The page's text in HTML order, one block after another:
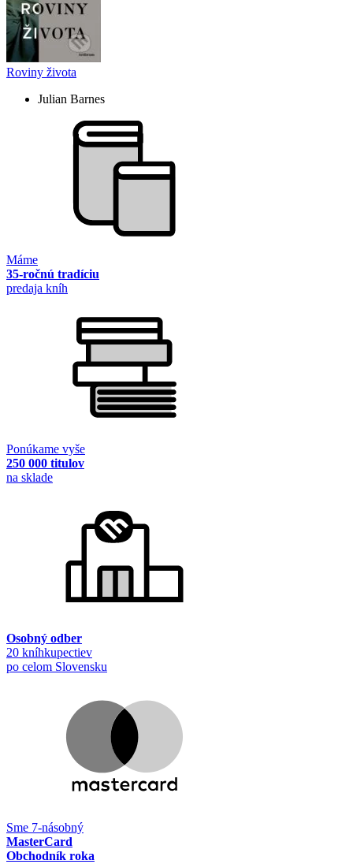
Roviny života
Julian Barnes
Máme
35-ročnú tradíciu
predaja kníh
Ponúkame vyše
250 000 titulov
na sklade
Osobný odber
20 kníhkupectiev
po celom Slovensku
Sme 7-násobný
MasterCard
Obchodník roka